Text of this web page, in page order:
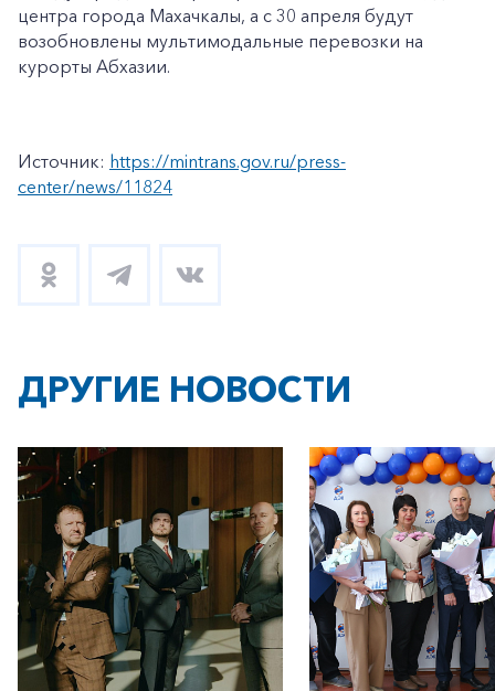
центра города Махачкалы, а с 30 апреля будут
возобновлены мультимодальные перевозки на
курорты Абхазии.
Источник: https://mintrans.gov.ru/press-
center/news/11824
ДРУГИЕ НОВОСТИ